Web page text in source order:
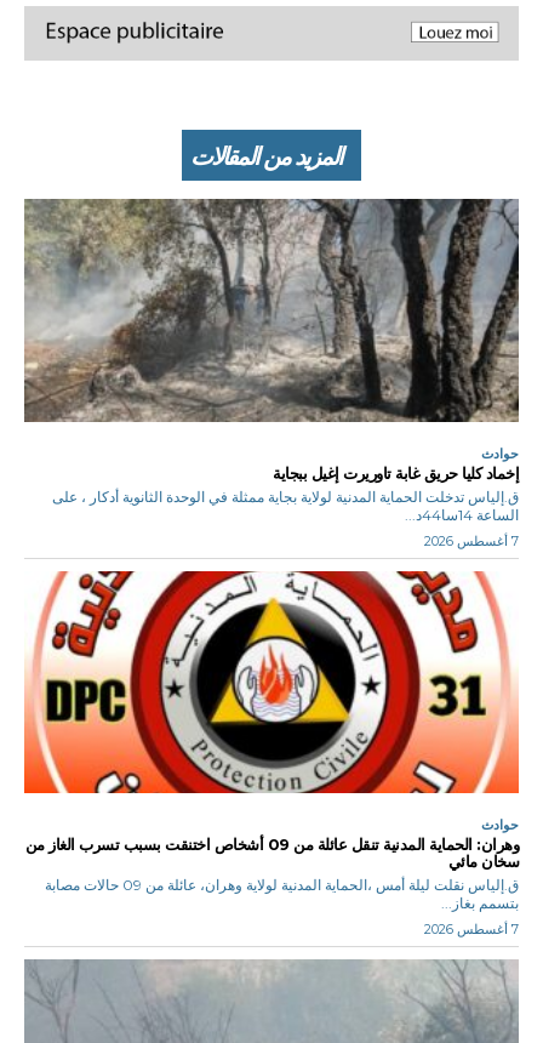
المزيد من المقالات
حوادث
إخماد كليا حريق غابة تاوريرت إغيل ببجاية
ق.إلياس تدخلت الحماية المدنية لولاية بجاية ممثلة في الوحدة الثانوية أدكار ، على
الساعة 14سا44د...
7 أغسطس 2026
حوادث
وهران: الحماية المدنية تنقل عائلة من 09 أشخاص اختنقت بسبب تسرب الغاز من
سخان مائي
ق.إلياس نقلت ليلة أمس ،الحماية المدنية لولاية وهران، عائلة من 09 حالات مصابة
بتسمم بغاز...
7 أغسطس 2026